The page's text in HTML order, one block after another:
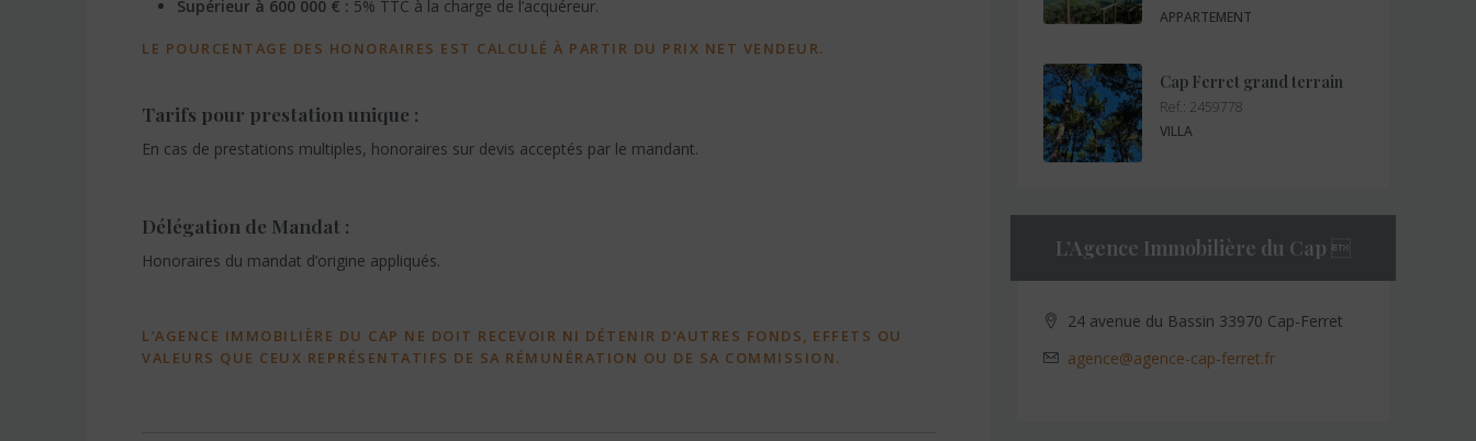
Supérieur à 600 000 € : 5% TTC à la charge de l’acquéreur.
LE POURCENTAGE DES HONORAIRES EST CALCULÉ À PARTIR DU PRIX NET VENDEUR.
Tarifs pour prestation unique :
En cas de prestations multiples, honoraires sur devis acceptés par le mandant.
Délégation de Mandat :
Honoraires du mandat d’origine appliqués.
L’AGENCE IMMOBILIÈRE DU CAP NE DOIT RECEVOIR NI DÉTENIR D’AUTRES FONDS, EFFETS OU
VALEURS QUE CEUX REPRÉSENTATIFS DE SA RÉMUNÉRATION OU DE SA COMMISSION.
APPARTEMENT
Cap Ferret grand terrain
Ref.: 2459778
VILLA
L’Agence Immobilière du Cap 
24 avenue du Bassin 33970 Cap-Ferret
agence@agence-cap-ferret.fr